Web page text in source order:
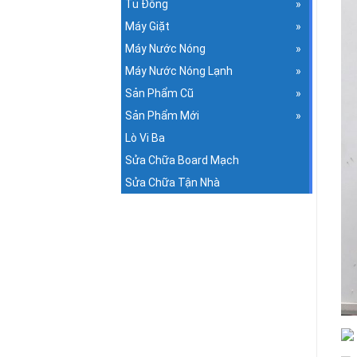
Tủ Đông
Máy Giặt
Máy Nước Nóng
Máy Nước Nóng Lạnh
Sản Phẩm Cũ
Sản Phẩm Mới
Lò Vi Ba
Sửa Chữa Board Mạch
Sửa Chữa Tận Nhà